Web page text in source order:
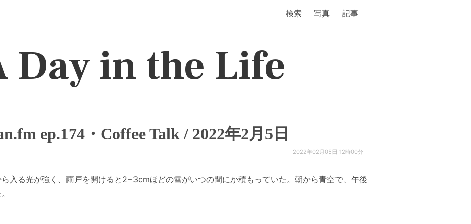
検索 写真 記事
Day in the Life
ep.174・Coffee Talk / 2022年2月5日
2022年02月05日 12時00分
入る光が強く、雨戸を開けると2−3cmほどの雪がいつの間にか積もっていた。朝から青空で、午後